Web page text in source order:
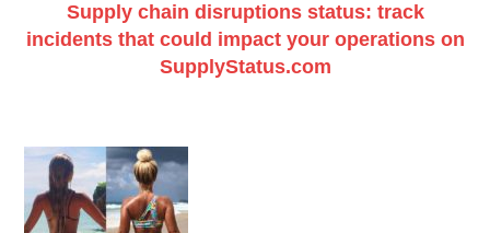
Supply chain disruptions status: track
incidents that could impact your operations on
SupplyStatus.com